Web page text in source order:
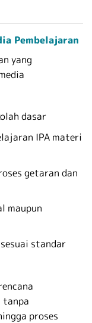
Pembelajaran
yang
dasar
IPA materi
getaran dan
maupun
standar
tanpa
proses